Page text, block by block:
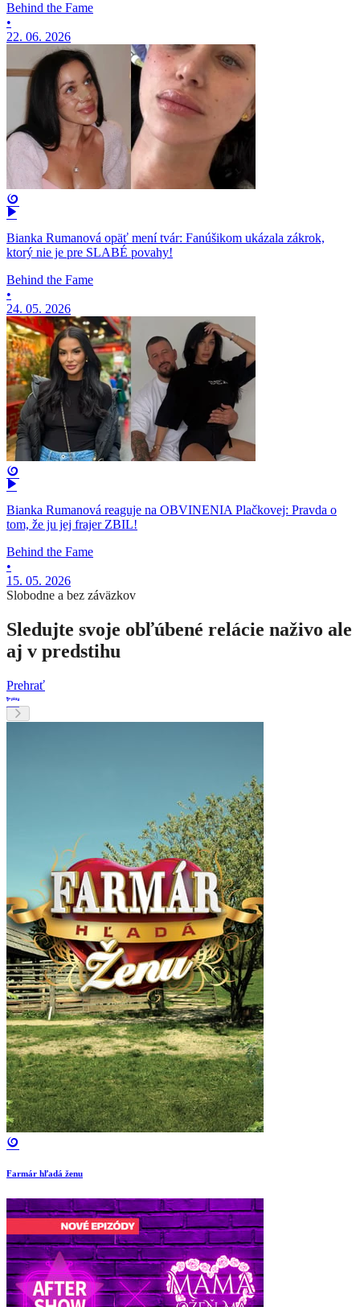
Behind the Fame
•
22. 06. 2026
Bianka Rumanová opäť mení tvár: Fanúšikom ukázala zákrok,
ktorý nie je pre SLABÉ povahy!
Behind the Fame
•
24. 05. 2026
Bianka Rumanová reaguje na OBVINENIA Plačkovej: Pravda o
tom, že ju jej frajer ZBIL!
Behind the Fame
•
15. 05. 2026
Slobodne a bez záväzkov
Sledujte svoje obľúbené relácie naživo ale
aj v predstihu
Prehrať
Farmár hľadá ženu